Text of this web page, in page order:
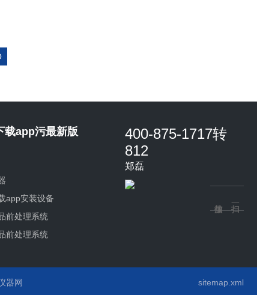
载app污最新版
app安装设备
前处理系统
前处理系统
app安装在线智能分
分析解决方案
400-875-1717转
812
郑磊
器网 sitemap.xml